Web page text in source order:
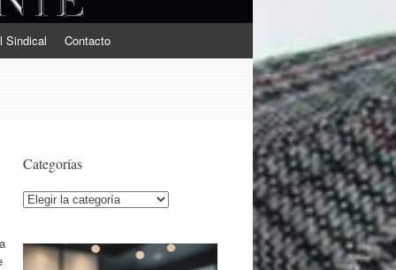
Sindical Contacto
Categorías
Categorías